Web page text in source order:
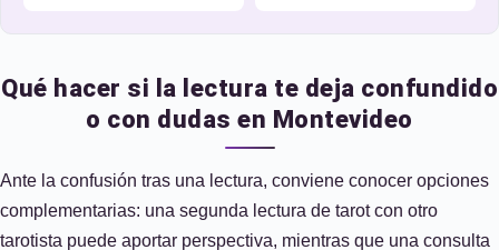
Qué hacer si la lectura te deja confundido
o con dudas en Montevideo
Ante la confusión tras una lectura, conviene conocer opciones
complementarias: una segunda lectura de tarot con otro
tarotista puede aportar perspectiva, mientras que una consulta